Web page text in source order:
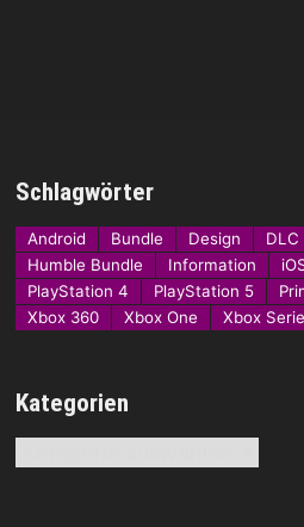
Schlagwörter
Android Bundle Design DLC
Humble Bundle
Information
PlayStation 4
PlayStation 5
Xbox 360
Xbox One Xbox
Kategorien